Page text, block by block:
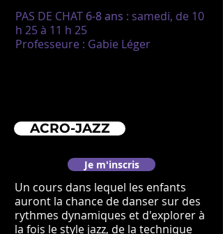
PAS DE CHAT 6-8 ans : samedi, de 10
h 25 à 11 h 25
​Professeure : Gabie Léger
ACRO-JAZZ
Je m'inscris
Un cours dans lequel les enfants
auront la chance de danser sur des
rythmes dynamiques et d'explorer à
la fois le style jazz, de la technique